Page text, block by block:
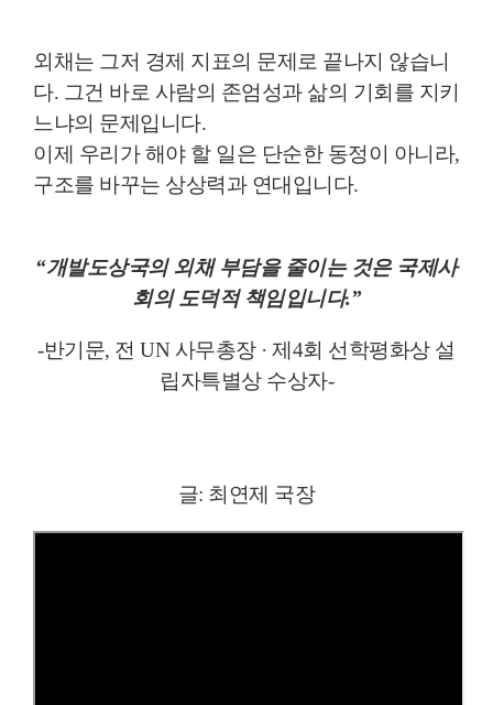
외채는 그저 경제 지표의 문제로 끝나지 않습니
다. 그건 바로 사람의 존엄성과 삶의 기회를 지키
느냐의 문제입니다.
이제 우리가 해야 할 일은 단순한 동정이 아니라,
구조를 바꾸는 상상력과 연대입니다.
“개발도상국의 외채 부담을 줄이는 것은 국제사
회의 도덕적 책임입니다.”
-반기문, 전 UN 사무총장 · 제4회 선학평화상 설
립자특별상 수상자-
글: 최연제 국장